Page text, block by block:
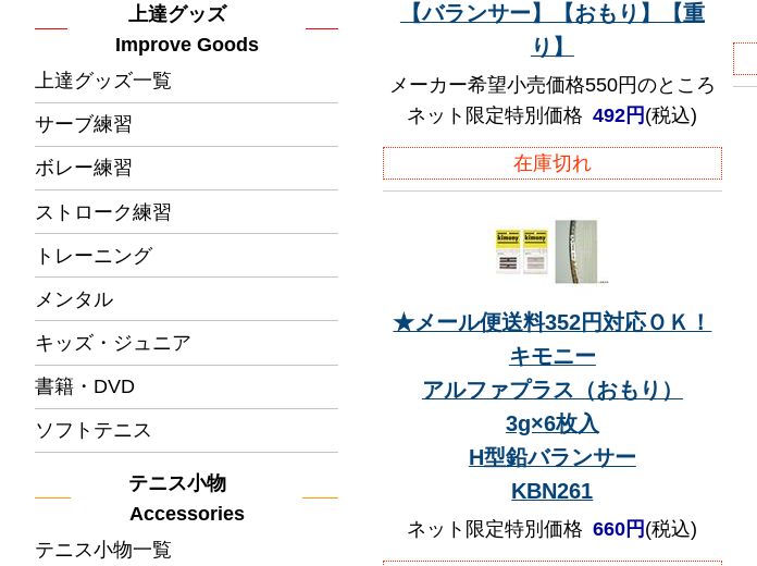
上達グッズ
Improve Goods
上達グッズ一覧
サーブ練習
ボレー練習
ストローク練習
トレーニング
メンタル
キッズ・ジュニア
書籍・DVD
ソフトテニス
テニス小物
Accessories
テニス小物一覧
【バランサー】【おもり】【重
り】
メーカー希望小売価格550円のところ
ネット限定特別価格 492円 (税込)
在庫切れ
★メール便送料352円対応ＯＫ！
キモニー
アルファプラス（おもり）
3g×6枚入
H型鉛バランサー
KBN261
ネット限定特別価格 660円 (税込)